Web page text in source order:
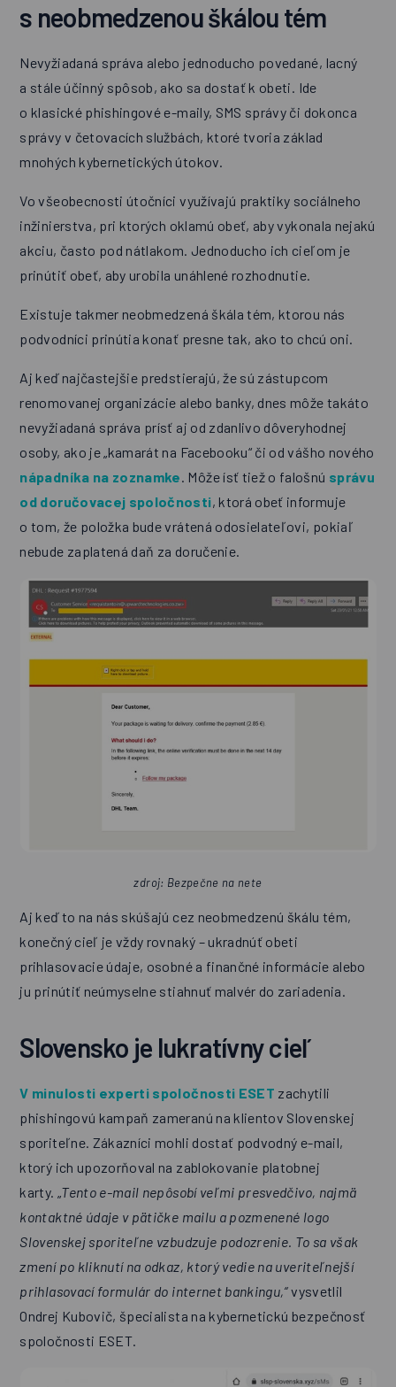
s neobmedzenou škálou tém
Nevyžiadaná správa alebo jednoducho povedané, lacný
a stále účinný spôsob, ako sa dostať k obeti. Ide
o klasické phishingové e-maily, SMS správy či dokonca
správy v četovacích službách, ktoré tvoria základ
mnohých kybernetických útokov.
Vo všeobecnosti útočníci využívajú praktiky sociálneho
inžinierstva, pri ktorých oklamú obeť, aby vykonala nejakú
akciu, často pod nátlakom. Jednoducho ich cieľom je
prinútiť obeť, aby urobila unáhlené rozhodnutie.
Existuje takmer neobmedzená škála tém, ktorou nás
podvodníci prinútia konať presne tak, ako to chcú oni.
Aj keď najčastejšie predstierajú, že sú zástupcom
renomovanej organizácie alebo banky, dnes môže takáto
nevyžiadaná správa prísť aj od zdanlivo dôveryhodnej
osoby, ako je „kamarát na Facebooku“ či od vášho nového
nápadníka na zoznamke. Môže ísť tiež o falošnú správu
od doručovacej spoločnosti, ktorá obeť informuje
o tom, že položka bude vrátená odosielateľovi, pokiaľ
nebude zaplatená daň za doručenie.
zdroj: Bezpečne na nete
Aj keď to na nás skúšajú cez neobmedzenú škálu tém,
konečný cieľ je vždy rovnaký – ukradnúť obeti
prihlasovacie údaje, osobné a finančné informácie alebo
ju prinútiť neúmyselne stiahnuť malvér do zariadenia.
Slovensko je lukratívny cieľ
V minulosti experti spoločnosti ESET zachytili
phishingovú kampaň zameranú na klientov Slovenskej
sporiteľne. Zákazníci mohli dostať podvodný e-mail,
ktorý ich upozorňoval na zablokovanie platobnej
karty. „Tento e-mail nepôsobí veľmi presvedčivo, najmä
kontaktné údaje v pätičke mailu a pozmenené logo
Slovenskej sporiteľne vzbudzuje podozrenie. To sa však
zmení po kliknutí na odkaz, ktorý vedie na uveriteľnejší
prihlasovací formulár do internet bankingu,“vysvetlil
Ondrej Kubovič, špecialista na kybernetickú bezpečnosť
spoločnosti ESET.